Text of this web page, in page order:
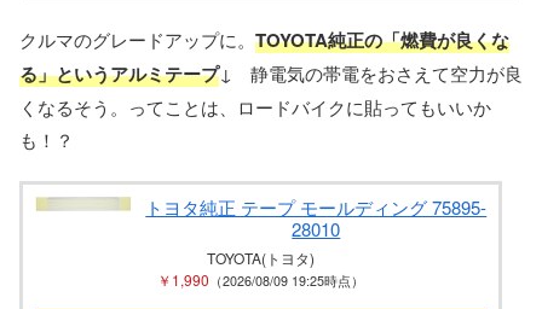
クルマのグレードアップに。 TOYOTA純正の「燃費が良くな
る」というアルミテープ↓ 静電気の帯電をおさえて空力が良
くなるそう。ってことは、ロードバイクに貼ってもいいか
も！？
トヨタ純正 テープ モールディング 75895-
28010
TOYOTA(トヨタ)
￥1,990 （2026/08/09 19:25時点）